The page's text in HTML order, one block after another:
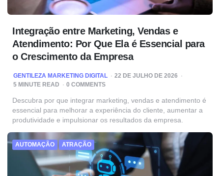
Integração entre Marketing, Vendas e
Atendimento: Por Que Ela é Essencial para
o Crescimento da Empresa
POSTED
BY
GENTILEZA MARKETING DIGITAL
22 DE JULHO DE 2026
5 MINUTE READ 0 COMMENTS
Descubra por que integrar marketing, vendas e atendimento é
essencial para melhorar a experiência do cliente, aumentar a
produtividade e impulsionar os resultados da empresa.
AUTOMAÇÃO ATRAÇÃO